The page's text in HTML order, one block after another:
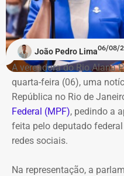
juiz federal e não tinha
estudar em Harvard
eleição“.
interditados seis
Leblon, com a apreensão
equipamentos. A receita
Executivo municipal, iria
chegaria a R$ 975 mil
A operação começou por
da Secretaria Municipal
Instituto Municipal de
Guarda Municipal,
da Secretaria de Estado
João Pedro Lima06/08/
A vereadora do Rio Alana
quarta-feira (06), uma
República no Rio de
Federal (MPF), pedindo a
feita pelo deputado
redes sociais.
Na representação, a